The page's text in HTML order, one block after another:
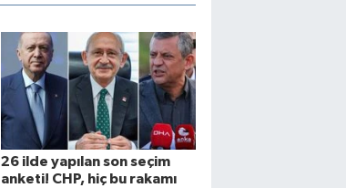
26 ilde yapılan son seçim
anketi! CHP, hiç bu rakamı